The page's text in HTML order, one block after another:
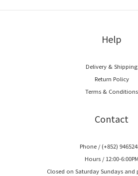
Help
Delivery & Shipping
Return Policy
Terms & Conditions
Contact
Phone / (+852)
Hours / 12:00-6:00PM
Closed on Saturday Sundays